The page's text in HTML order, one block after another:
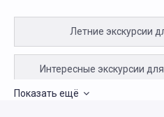
Летние экскурсии
Интересные экскурсии
Показать ещё